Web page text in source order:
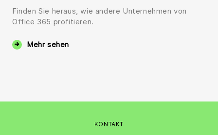
Finden Sie heraus, wie andere Unternehmen von
Office 365 profitieren.
Mehr sehen
KONTAKT